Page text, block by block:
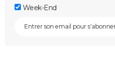
Week-End